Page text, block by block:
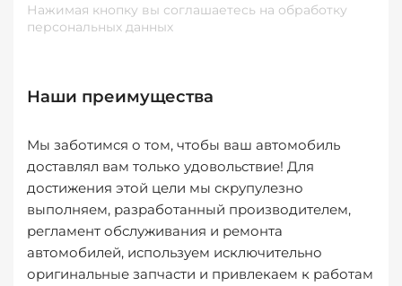
Нажимая кнопку вы соглашаетесь на обработку
персональных данных
Наши преимущества
Мы заботимся о том, чтобы ваш автомобиль
доставлял вам только удовольствие! Для
достижения этой цели мы скрупулезно
выполняем, разработанный производителем,
регламент обслуживания и ремонта
автомобилей, используем исключительно
оригинальные запчасти и привлекаем к работам